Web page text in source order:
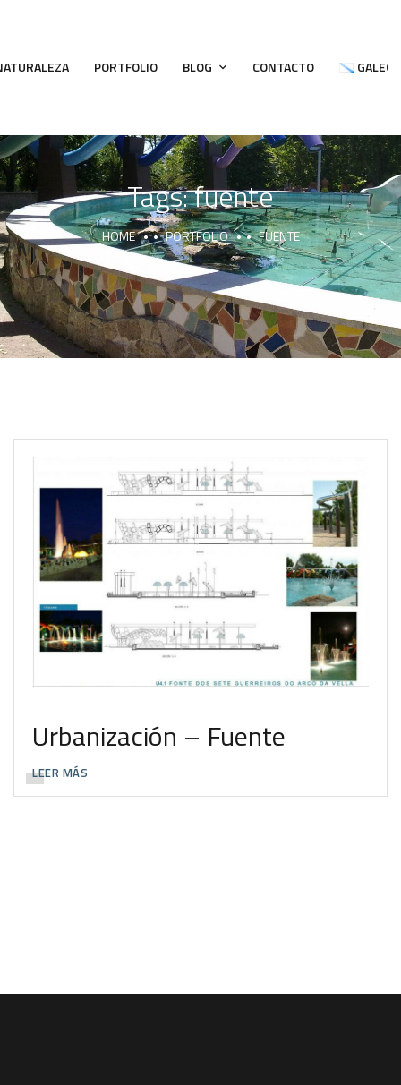
PORTFOLIO BLOG CONTACTO GALEGO
Tags:fuente
HOME PORTFOLIO FUENTE
Urbanización – Fuente
LEER MÁS